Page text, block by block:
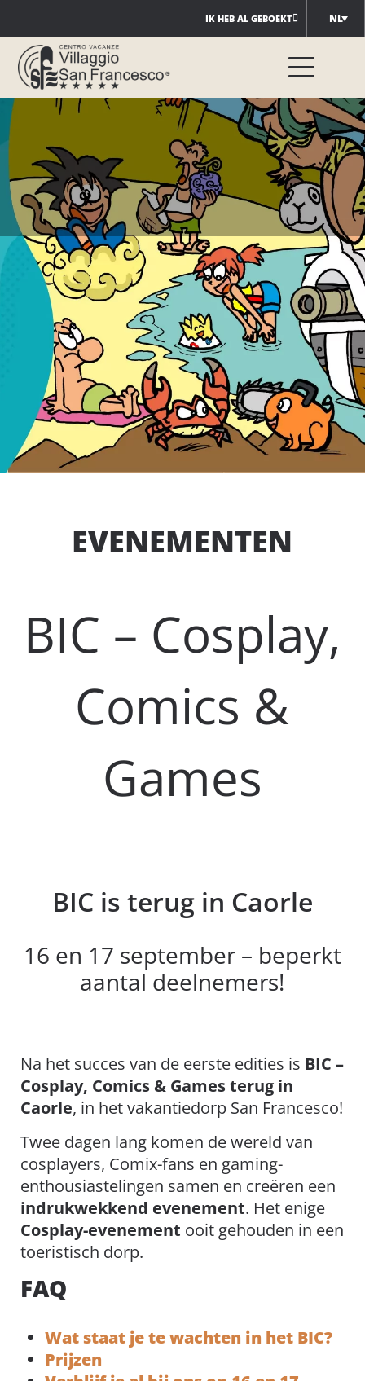
naar
de
inhoud
IK HEB AL GEBOEKT NL
EVENEMENTEN
BIC – Cosplay,
Comics &
Games
BIC is terug in Caorle
16 en 17 september – beperkt
aantal deelnemers!
Na het succes van de eerste edities is BIC –
Cosplay, Comics & Games terug in
Caorle, in het vakantiedorp San Francesco!
Twee dagen lang komen de wereld van
cosplayers, Comix-fans en gaming-
enthousiastelingen samen en creëren een
indrukwekkend evenement. Het enige
Cosplay-evenement ooit gehouden in een
toeristisch dorp.
FAQ
Wat staat je te wachten in het BIC?
Prijzen